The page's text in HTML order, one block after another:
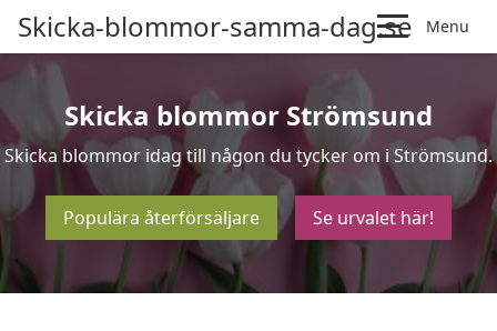
Skicka-blommor-samma-dag.se Menu
Skicka blommor Strömsund
Skicka blommor idag till någon du tycker om i Strömsund.
Populära återförsäljare Se urvalet här!